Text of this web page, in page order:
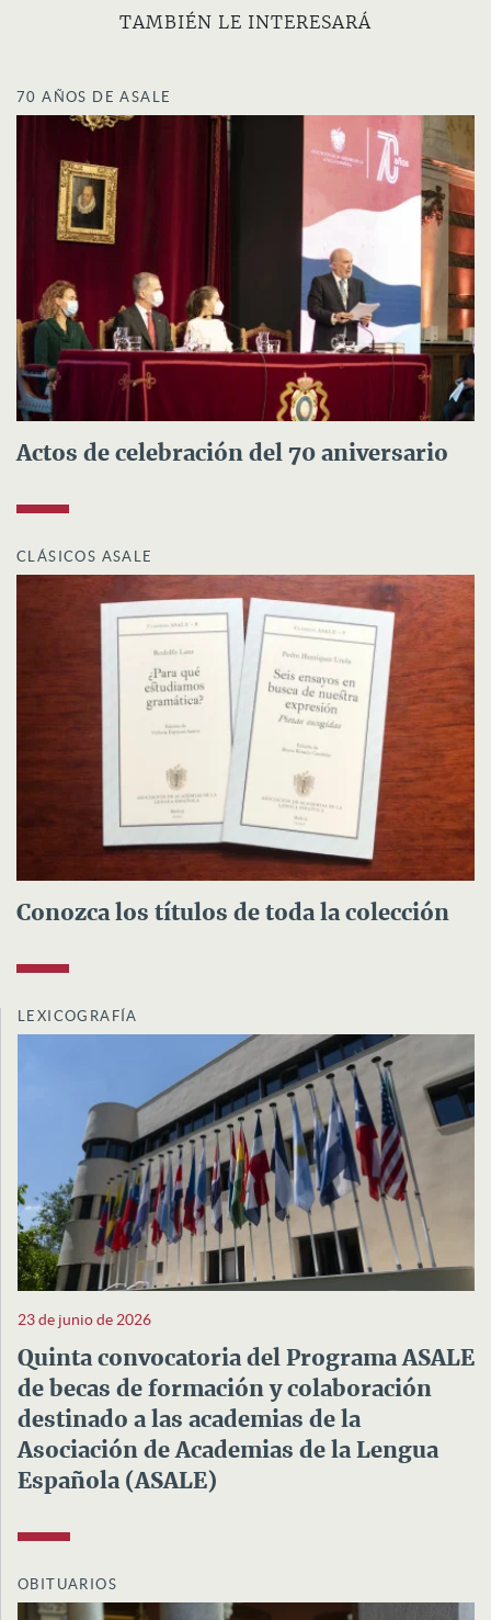
TAMBIÉN LE INTERESARÁ
70 AÑOS DE ASALE
Actos de celebración del 70 aniversario
CLÁSICOS ASALE
Conozca los títulos de toda la colección
LEXICOGRAFÍA
23 de junio de 2026
Quinta convocatoria del Programa ASALE
de becas de formación y colaboración
destinado a las academias de la
Asociación de Academias de la Lengua
Española (ASALE)
OBITUARIOS